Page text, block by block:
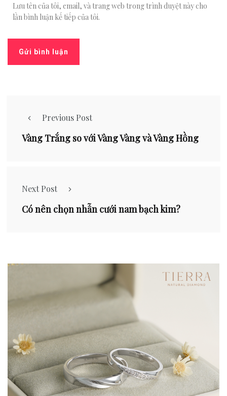
Lưu tên của tôi, email, và trang web trong trình duyệt này cho
lần bình luận kế tiếp của tôi.
Previous Post
Vàng Trắng so với Vàng Vàng và Vàng Hồng
Next Post
Có nên chọn nhẫn cưới nam bạch kim?